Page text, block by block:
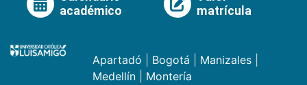
académico
matrícula
Apartadó Bogotá Manizales
Medellín
Montería